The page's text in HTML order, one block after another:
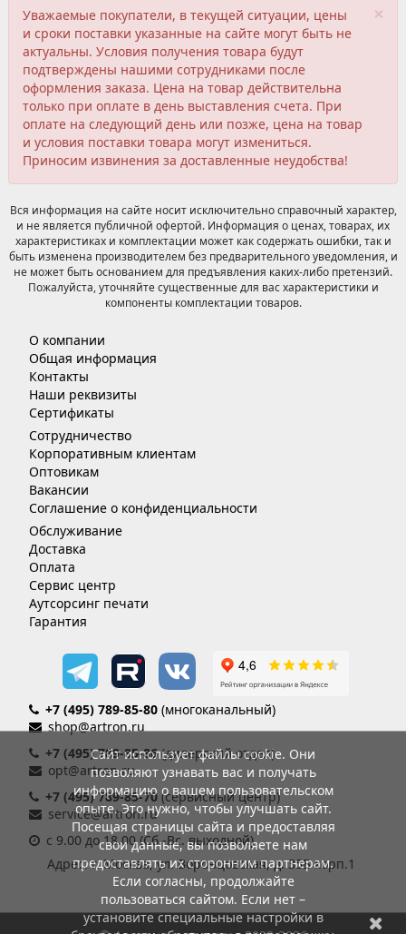
×
Уважаемые покупатели, в текущей ситуации, цены
и сроки поставки указанные на сайте могут быть не
актуальны. Условия получения товара будут
подтверждены нашими сотрудниками после
оформления заказа. Цена на товар действительна
только при оплате в день выставления счета. При
оплате на следующий день или позже, цена на товар
и условия поставки товара могут измениться.
Приносим извинения за доставленные неудобства!
Вся информация на сайте носит исключительно справочный характер,
и не является публичной офертой. Информация о ценах, товарах, их
характеристиках и комплектации может как содержать ошибки, так и
быть изменена производителем без предварительного уведомления, и
не может быть основанием для предъявления каких-либо претензий.
Пожалуйста, уточняйте существенные для вас характеристики и
компоненты комплектации товаров.
О компании
Общая информация
Контакты
Наши реквизиты
Сертификаты
Сотрудничество
Корпоративным клиентам
Оптовикам
Вакансии
Соглашение о конфиденциальности
Обслуживание
Доставка
Оплата
Сервис центр
Аутсорсинг печати
Гарантия
+7 (495) 789-85-80 (многоканальный)
shop@artron.ru
+7 (495) 789-85-86(дилерский отдел)
opt@artron.ru
+7 (495) 789-85-70 (сервисный центр)
service@artron.ru
с 9.00 до 18.00 (Сб.-Вс. выходной)
Адрес: г. Москва, ул. Воронцовская, д. 35Б корп.1
Сайт использует файлы cookie. Они
позволяют узнавать вас и получать
информацию о вашем пользовательском
опыте. Это нужно, чтобы улучшать сайт.
Посещая страницы сайта и предоставляя
свои данные, вы позволяете нам
предоставлять их сторонним партнерам.
Если согласны, продолжайте
пользоваться сайтом. Если нет –
установите специальные настройки в